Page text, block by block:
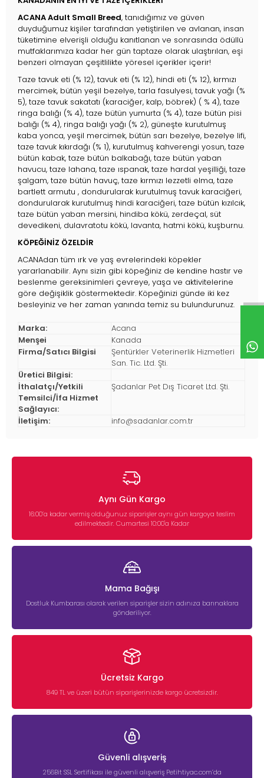
ACANA Adult Small Breed, tanıdığımız ve güven
duyduğumuz kişiler tarafından yetiştirilen ve avlanan, insan
tüketimine elverişli olduğu kanıtlanan ve sonrasında ödüllü
mutfaklarımıza kadar her gün taptaze olarak ulaştırılan, eşi
benzeri olmayan çeşitlilikte yöresel içerikler içerir!
Taze tavuk eti (% 12), tavuk eti (% 12), hindi eti (% 12), kırmızı
mercimek, bütün yeşil bezelye, tarla fasulyesi, tavuk yağı (%
5), taze tavuk sakatatı (karaciğer, kalp, böbrek) ( % 4), taze
ringa balığı (% 4), taze bütün yumurta (% 4), taze bütün pisi
balığı (% 4), ringa balığı yağı (% 2), güneşte kurutulmuş
kaba yonca, yeşil mercimek, bütün sarı bezelye, bezelye lifi,
taze tavuk kıkırdağı (% 1), kurutulmuş kahverengi yosun, taze
bütün kabak, taze bütün balkabağı, taze bütün yaban
havucu, taze lahana, taze ıspanak, taze hardal yeşilliği, taze
şalgam, taze bütün havuç, taze kırmızı lezzetli elma, taze
bartlett armutu , dondurularak kurutulmuş tavuk karaciğeri,
dondurularak kurutulmuş hindi karaciğeri, taze bütün kızılcık,
taze bütün yaban mersini, hindiba kökü, zerdeçal, süt
devedikeni, dulavratotu kökü, lavanta, hatmi kökü, kuşburnu.
KÖPEĞİNİZ ÖZELDİR
ACANAdan tüm ırk ve yaş evrelerindeki köpekler
yararlanabilir. Aynı sizin gibi köpeğiniz de kendine hastır ve
beslenme gereksinimleri çevreye, yaşa ve aktivitelerine
göre değişiklik göstermektedir. Köpeğinizi günde iki kez
besleyiniz ve her zaman yanında temiz su bulundurunuz.
Marka:
Acana
Menşei
Kanada
Firma/Satıcı Bilgisi
Şentürkler Veterinerlik Hizmetleri
San. Tic. Ltd. Şti.
Üretici Bilgisi:
İthalatçı/Yetkili
Temsilci/İfa Hizmet
Sağlayıcı:
Şadanlar Pet Dış Ticaret Ltd. Şti.
İletişim: info@sadanlar.com.tr
Aynı Gün Kargo
16:00’a kadar vermiş olduğunuz siparişler aynı gün kargoya teslim
edilmektedir. Cumartesi 10:00'a Kadar
Mama Bağışı
Dostluk Kumbarası olarak verilen siparişler sizin adınıza barınaklara
gönderiliyor.
Ücretsiz Kargo
849 TL ve üzeri bütün siparişlerinizde kargo ücretsizdir.
Güvenli alışveriş
256Bit SSL Sertifikası ile güvenli alışveriş Petihtiyac.com’da